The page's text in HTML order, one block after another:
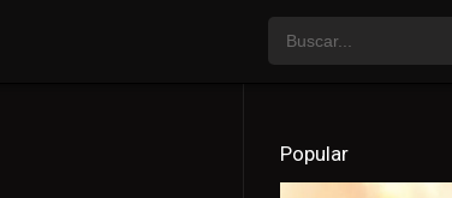
Popular